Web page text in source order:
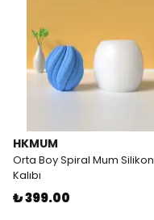
HKMUM
Orta Boy Spiral Mum Silikon
Kalıbı
₺ 399.00